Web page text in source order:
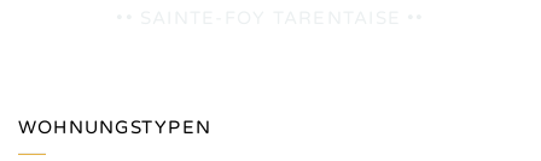
WOHNUNGSTYPEN